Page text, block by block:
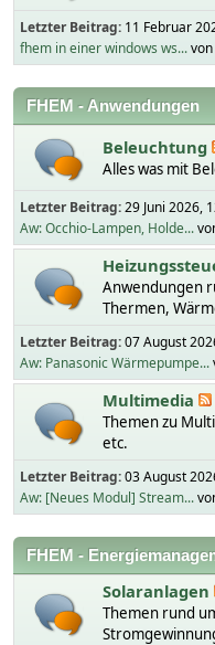
Letzter Beitrag: 11 Februar
fhem in einer windows ws...von
FHEM - Anwendungen
Beleuchtung
Alles was mit
Letzter Beitrag:29 Juni 2026,
Aw: Occhio-Lampen, Holde...
Anwendungen
Thermen,
Letzter Beitrag:07 August
Aw: Panasonic Wärmepumpe...
Multimedia
Themen zu
etc.
Letzter Beitrag:03 August
Aw: [Neues Modul] Stream...
FHEM -
Solaranlagen
Themen rund